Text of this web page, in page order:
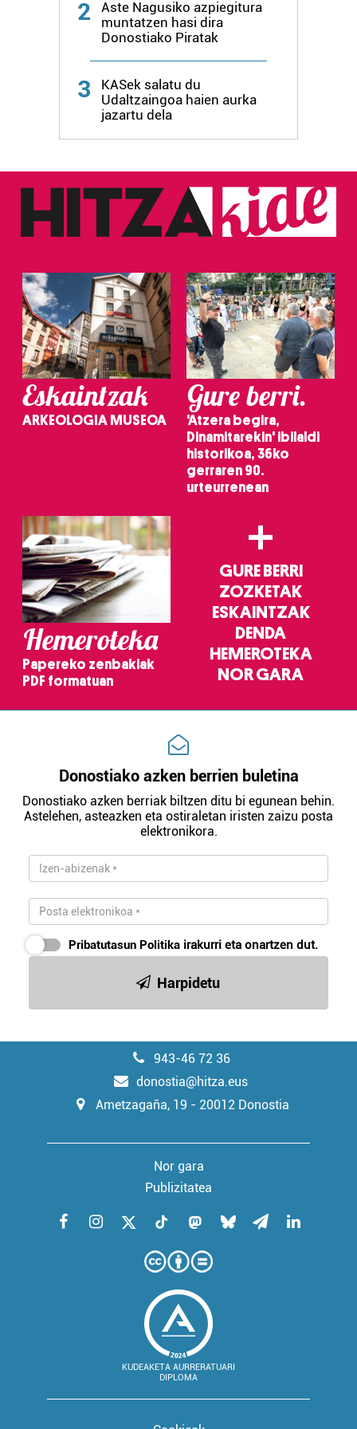
2
Aste Nagusiko azpiegitura
muntatzen hasi dira
Donostiako Piratak
3
KASek salatu du
Udaltzaingoa haien aurka
jazartu dela
Eskaintzak
ARKEOLOGIA MUSEOA
Gure berri.
'Atzera begira,
Dinamitarekin' ibilaldi
historikoa, 36ko
gerraren 90.
urteurrenean
Hemeroteka
Papereko zenbakiak
PDF formatuan
+
GURE BERRI
ZOZKETAK
ESKAINTZAK
DENDA
HEMEROTEKA
NOR GARA
Donostiako azken berrien buletina
Donostiako azken berriak biltzen ditu bi egunean behin.
Astelehen, asteazken eta ostiraletan iristen zaizu posta
elektronikora.
Pribatutasun Politika irakurri eta onartzen dut.
Harpidetu
943-46 72 36
donostia@hitza.eus
Ametzagaña, 19 - 20012 Donostia
Nor gara
Publizitatea
KUDEAKETA AURRERATUARI
DIPLOMA